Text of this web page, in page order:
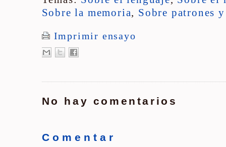
Sobre la memoria, Sobre patrones
Imprimir ensayo
No hay comentarios
C o m e n t a r